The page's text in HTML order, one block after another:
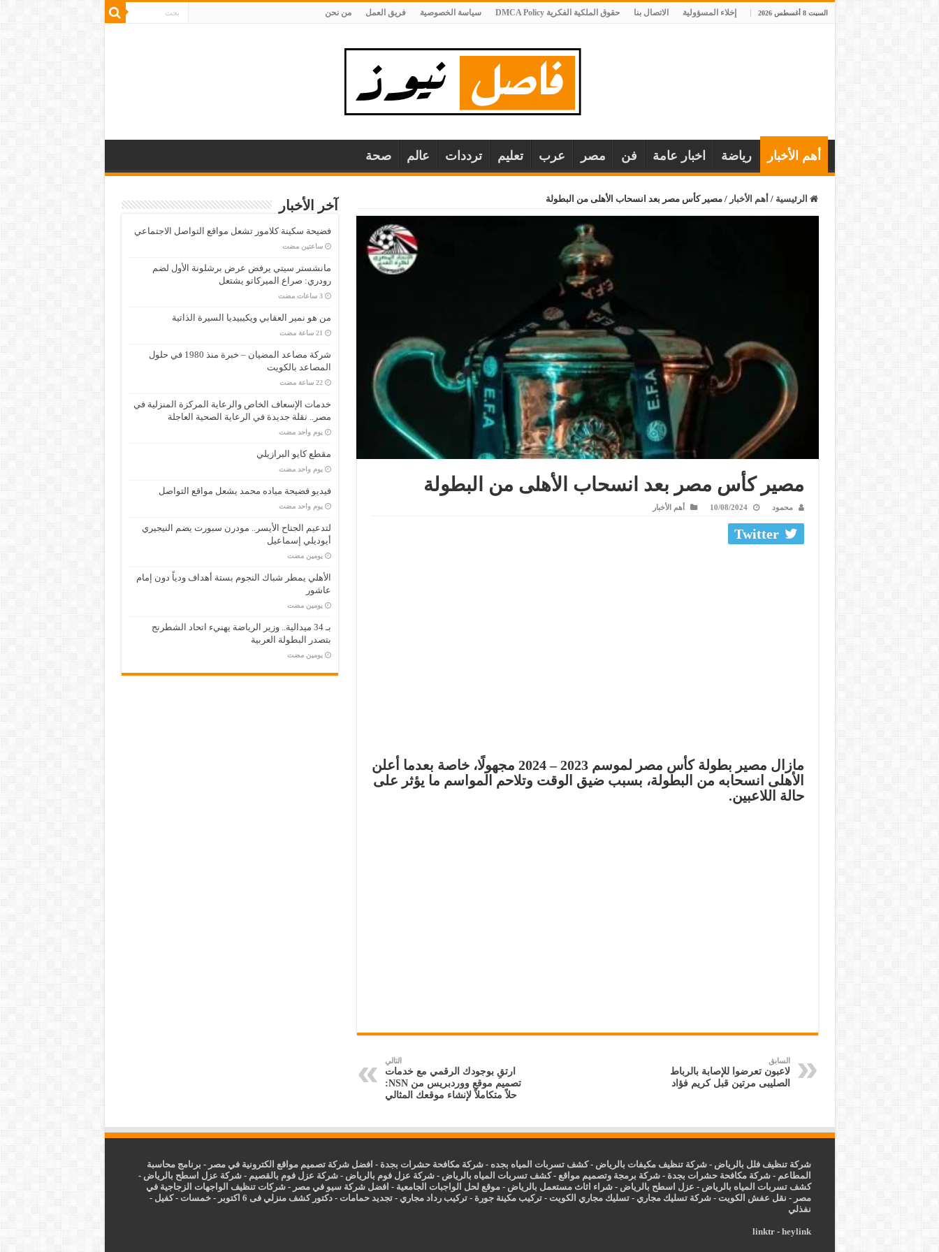
السبت 8 أغسطس 2026 إخلاء المسؤولية الاتصال بنا حقوق الملكية الفكرية DMCA Policy سياسة الخصوصية فريق العمل من نحن
أهم الأخبار رياضة اخبار عامة فن مصر عرب تعليم ترددات عالم صحة
الرئيسية / أهم الأخبار / مصير كأس مصر بعد انسحاب الأهلى من البطولة
مصير كأس مصر بعد انسحاب الأهلى من البطولة
محمود 10/08/2024 أهم الأخبار
Twitter
مازال مصير بطولة كأس مصر لموسم 2023 – 2024 مجهولًا، خاصة بعدما أعلن
الأهلى انسحابه من البطولة، بسبب ضيق الوقت وتلاحم المواسم ما يؤثر على
حالة اللاعبين.
السابق
لاعبون تعرضوا للإصابة بالرباط
الصليبى مرتين قبل كريم فؤاد
التالي
ارتقِ بوجودك الرقمي مع خدمات
تصميم موقع ووردبريس من NSN:
حلاً متكاملاً لإنشاء موقعك المثالي
آخر الأخبار
فضيحة سكينة كلامور تشعل مواقع التواصل الاجتماعي
‏ساعتين مضت
مانشستر سيتي يرفض عرض برشلونة الأول لضم
رودري: صراع الميركاتو يشتعل
‏3 ساعات مضت
من هو نمير العقابي ويكيبيديا السيرة الذاتية
شركة مصاعد المضيان – خبرة منذ 1980 في حلول
المصاعد بالكويت
‏22 ساعة مضت
خدمات الإسعاف الخاص والرعاية المركزة المنزلية في
مصر.. نقلة جديدة في الرعاية الصحية العاجلة
‏يوم واحد مضت
مقطع كايو البرازيلي
‏يوم واحد مضت
فيديو فضيحة مياده محمد يشعل مواقع التواصل
‏يوم واحد مضت
لتدعيم الجناح الأيسر.. مودرن سبورت يضم النيجيري
أيوديلي إسماعيل
‏يومين مضت
الأهلي يمطر شباك النجوم بستة أهداف ودياً دون إمام
عاشور
‏يومين مضت
بـ 34 ميدالية.. وزير الرياضة يهنيء اتحاد الشطرنج
بتصدر البطولة العربية
‏يومين مضت
شركة تنظيف فلل بالرياض -شركة تنظيف مكيفات بالرياض -كشف تسربات المياه بجده -شركة مكافحة حشرات بجدة - افضل شركة تصميم مواقع الكترونية في مصر - برنامج محاسبة
المطاعم -شركة مكافحة حشرات بجدة -شركة برمجة وتصميم مواقع -كشف تسربات المياه بالرياض -شركة عزل فوم بالرياض -شركة عزل فوم بالقصيم -شركة عزل اسطح بالرياض -
كشف تسربات المياه بالرياض - عزل اسطح بالرياض -شراء اثاث مستعمل بالرياض - موقع لحل الواجبات الجامعية - افضل شركة سيو في مصر -شركات تنظيف الواجهات الزجاجية في
مصر - نقل عفش الكويت -شركة تسليك مجاري -تسليك مجاري الكويت -تركيب مكينة جورة -تركيب رداد مجاري -تجديد حمامات -دكتور كشف منزلي فى 6 اكتوبر -خمسات -كفيل -
نفذلي
linktr- heylink